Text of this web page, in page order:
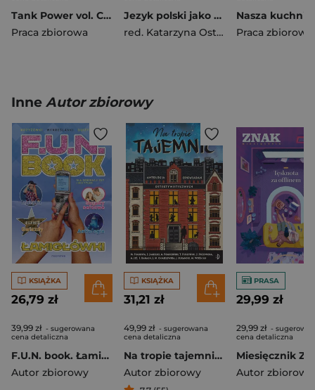
Tank Power vol. CCLXXV 587 M13/40 M14/41
Praca zbiorowa
Jezyk polski jako obcy JPSP 1 2021/2022
red. Katarzyna Ostrowska
Praca zbiorowa
Inne Autor zbiorowy
KSIĄŻKA
26,79 zł
39,99 zł - sugerowana
cena detaliczna
F.U.N. book. Łamigłówki
Autor zbiorowy
KSIĄŻKA
31,21 zł
49,99 zł - sugerowana
cena detaliczna
Na tropie tajemnic. Antologia opowiadań detektywistycznych
Autor zbiorowy
PRASA
29,99 zł
29,99 zł -
cena detaliczna
Autor zbiorowy